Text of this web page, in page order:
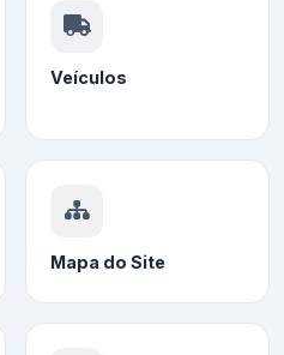
Veículos
Mapa do Site